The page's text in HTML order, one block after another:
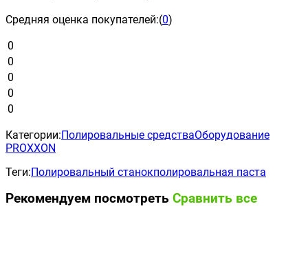
Средняя оценка покупателей:(0)
0
0
0
0
0
Категории:Полировальные средстваОборудование
PROXXON
Теги:Полировальный станокполировальная паста
Рекомендуем посмотреть Сравнить все